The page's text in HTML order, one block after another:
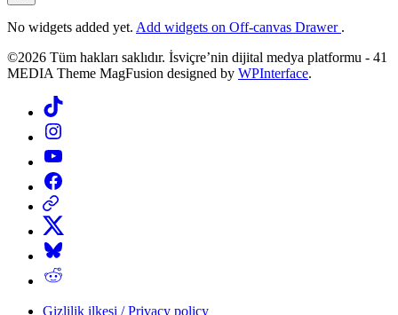
No widgets added yet. Add widgets on Off-canvas Drawer .
©2026 Tüm hakları saklıdır. İsviçre’nin dijital medya platformu - 41
MEDIA Theme MagFusion designed by WPInterface.
Tiktok
Instagram
YouTube
Facebook
Threads
X
Bluesky
Reddit
Gizlilik ilkesi / Privacy policy